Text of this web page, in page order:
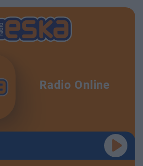
Radio Online